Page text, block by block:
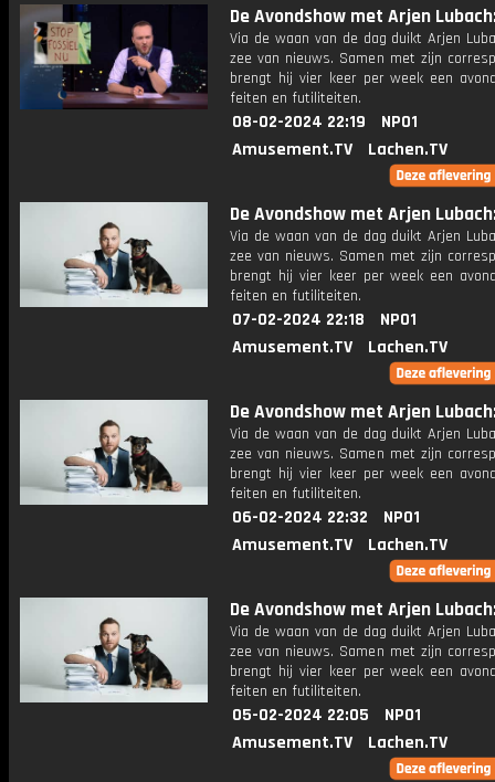
De Avondshow met Arjen
Via de waan van de dag duikt Arjen
zee van nieuws. Samen met zijn
brengt hij vier keer per week een
feiten en futiliteiten.
08-02-2024 22:19
NPO1
Amusement.TV
Lachen.TV
De Avondshow met Arjen
Via de waan van de dag duikt Arjen
zee van nieuws. Samen met zijn
brengt hij vier keer per week een
feiten en futiliteiten.
07-02-2024 22:18
NPO1
Amusement.TV
Lachen.TV
De Avondshow met Arjen
Via de waan van de dag duikt Arjen
zee van nieuws. Samen met zijn
brengt hij vier keer per week een
feiten en futiliteiten.
06-02-2024 22:32
NPO1
Amusement.TV
Lachen.TV
De Avondshow met Arjen
Via de waan van de dag duikt Arjen
zee van nieuws. Samen met zijn
brengt hij vier keer per week een
feiten en futiliteiten.
05-02-2024 22:05
NPO1
Amusement.TV
Lachen.TV